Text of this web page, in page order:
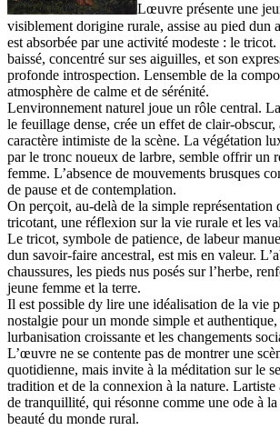
Lœuvre présente une
visiblement dorigine rurale, assise au pied dun
est absorbée par une activité modeste : le tricot.
baissé, concentré sur ses aiguilles, et son
profonde introspection. Lensemble de la
atmosphère de calme et de sérénité.
Lenvironnement naturel joue un rôle central.
le feuillage dense, crée un effet de clair-obscur,
caractère intimiste de la scène. La végétation
par le tronc noueux de larbre, semble offrir un
femme. L’absence de mouvements brusques
de pause et de contemplation.
On perçoit, au-delà de la simple représentation
tricotant, une réflexion sur la vie rurale et les
Le tricot, symbole de patience, de labeur
dun savoir-faire ancestral, est mis en valeur.
chaussures, les pieds nus posés sur l’herbe,
jeune femme et la terre.
Il est possible dy lire une idéalisation de la vie
nostalgie pour un monde simple et authentique,
lurbanisation croissante et les changements
L’œuvre ne se contente pas de montrer une
quotidienne, mais invite à la méditation sur le
tradition et de la connexion à la nature. Lartiste
de tranquillité, qui résonne comme une ode à
beauté du monde rural.